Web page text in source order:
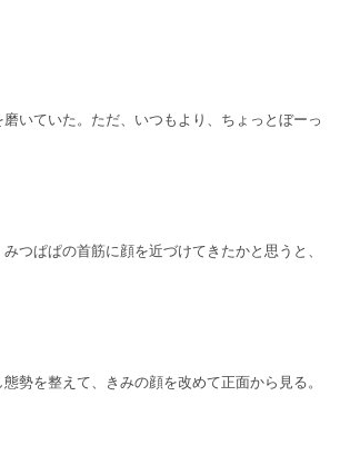
いていた。ただ、いつもより、ちょっとぼーっ
つぱぱの首筋に顔を近づけてきたかと思うと、
勢を整えて、きみの顔を改めて正面から見る。